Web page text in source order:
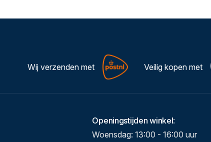
Wij verzenden met Veilig kopen met
Openingstijden winkel:
Woensdag: 13:00 - 16:00 uur